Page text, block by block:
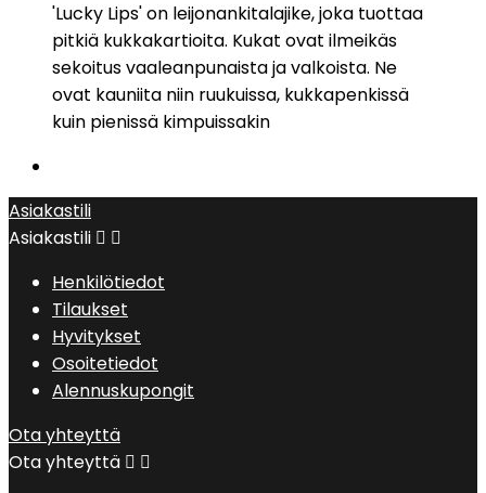
'Lucky Lips' on leijonankitalajike, joka tuottaa
pitkiä kukkakartioita. Kukat ovat ilmeikäs
sekoitus vaaleanpunaista ja valkoista. Ne
ovat kauniita niin ruukuissa, kukkapenkissä
kuin pienissä kimpuissakin
Asiakastili
Asiakastili  
Henkilötiedot
Tilaukset
Hyvitykset
Osoitetiedot
Alennuskupongit
Ota yhteyttä
Ota yhteyttä  